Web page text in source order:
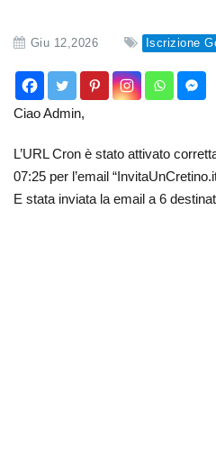
Giu 12,2026 Iscrizione
Ciao Admin,
L’URL Cron è stato attivato
07:25 per l’email
E stata inviata la email a 6